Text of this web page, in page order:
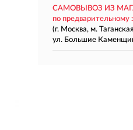
САМОВЫВОЗ ИЗ
по предварительному
(г. Москва, м.
ул. Большие